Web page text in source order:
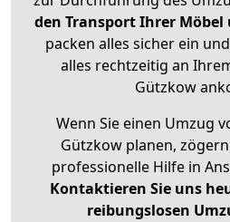
den Transport Ihrer
packen alles sicher ein
alles rechtzeitig an
Gützkow
Wenn Sie einen Umzug
Gützkow planen,
professionelle Hilfe in
Kontaktieren Sie uns
reibungslosen